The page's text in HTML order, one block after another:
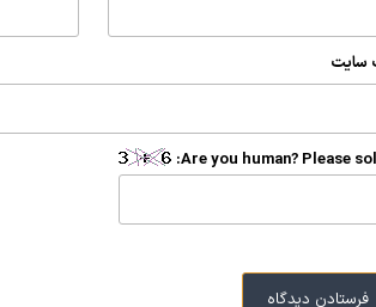
سایت
Are you human? Please